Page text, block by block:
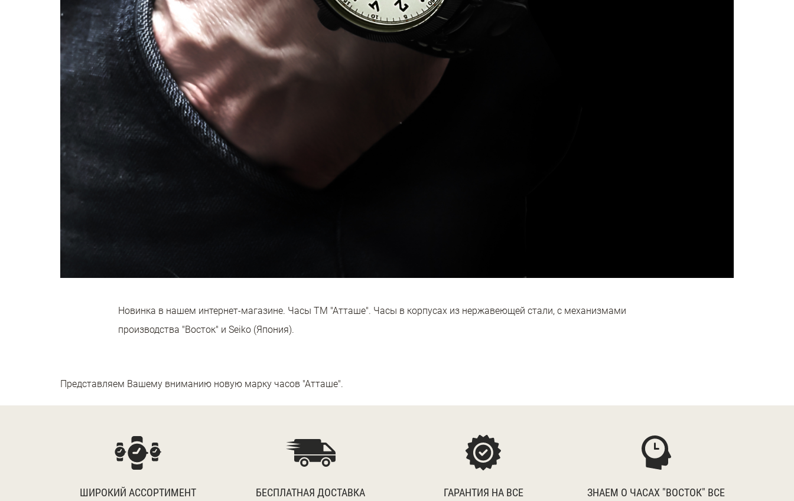
Новинка в нашем интернет-магазине. Часы ТМ "Атташе". Часы в корпусах из нержавеющей стали, с механизмами
производства "Восток" и Seiko (Япония).
Представляем Вашему вниманию новую марку часов "Атташе".
ШИРОКИЙ АССОРТИМЕНТ БЕСПЛАТНАЯ ДОСТАВКА ГАРАНТИЯ НА ВСЕ ЗНАЕМ О ЧАСАХ "ВОСТОК" ВСЕ